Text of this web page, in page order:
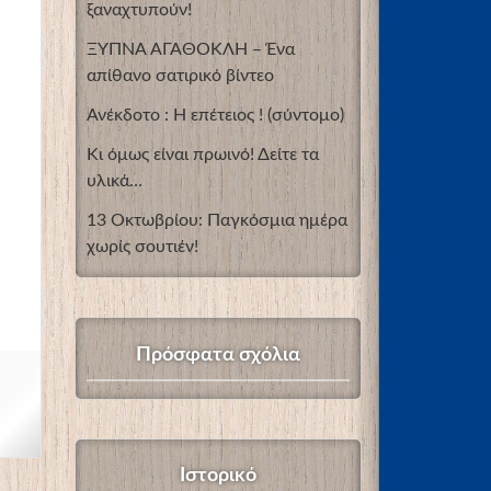
ξαναχτυπούν!
ΞΥΠΝΑ ΑΓΑΘΟΚΛΗ – Ένα
απίθανο σατιρικό βίντεο
Ανέκδοτο : Η επέτειος ! (σύντομο)
Κι όμως είναι πρωινό! Δείτε τα
υλικά…
13 Οκτωβρίου: Παγκόσμια ημέρα
χωρίς σουτιέν!
Πρόσφατα σχόλια
Ιστορικό